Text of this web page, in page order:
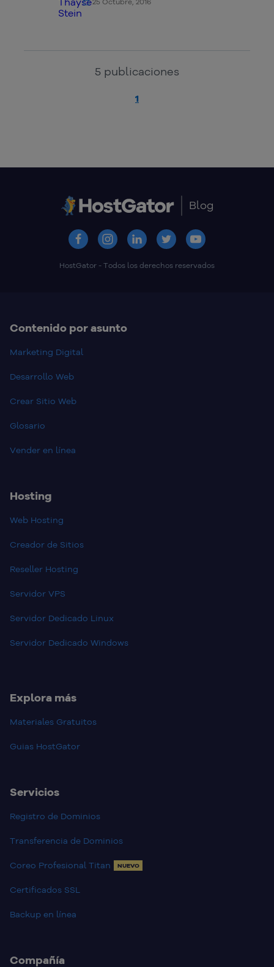
5 publicaciones
1
Blog
HostGator - Todos los derechos reservados
Contenido por asunto
Marketing Digital
Desarrollo Web
Crear Sitio Web
Glosario
Vender en línea
Hosting
Web Hosting
Creador de Sitios
Reseller Hosting
Servidor VPS
Servidor Dedicado Linux
Servidor Dedicado Windows
Explora más
Materiales Gratuitos
Guias HostGator
Servicios
Registro de Dominios
Transferencia de Dominios
Coreo Profesional Titan NUEVO
Certificados SSL
Backup en línea
Compañía